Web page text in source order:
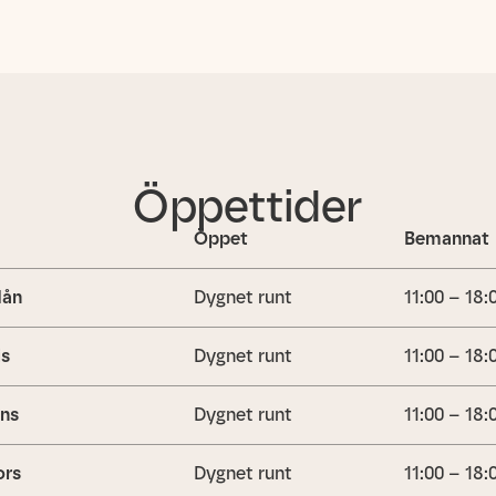
Öppettider
Öppet Bemannat
Dygnet runt 11:00 –
Dygnet runt 11:00 –
Dygnet runt 11:00 –
Dygnet runt 11:00 –